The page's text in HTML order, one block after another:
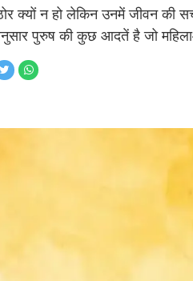
न हो लेकिन उनमें जीवन की
पुरुष की कुछ आदतें है जो